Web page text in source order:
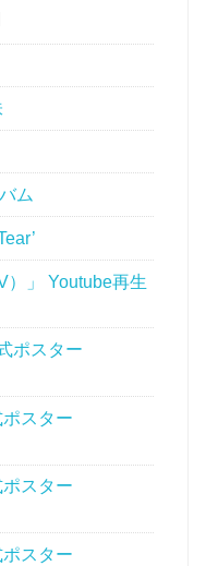
ム
）」 Youtube再生
ポスター
スター
スター
スター